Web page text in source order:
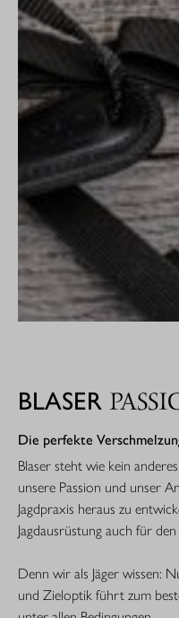
BLASER
Die perfekte
Blaser steht wie kein
unsere Passion und unser
Jagdpraxis heraus zu
Jagdausrüstung auch für
Denn wir als Jäger wissen:
und Zieloptik führt zum